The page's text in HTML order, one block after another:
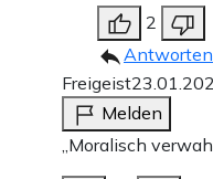
2
Antworten
Freigeist
Melden
„Moralisch